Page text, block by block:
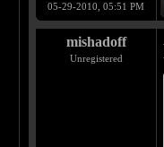
05-29-2010, 05:51 PM
mishadoff
Unregistered